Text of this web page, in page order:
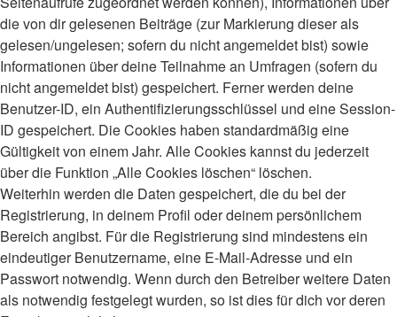
die von dir gelesenen Beiträge (zur Markierung dieser als
gelesen/ungelesen; sofern du nicht angemeldet bist) sowie
Informationen über deine Teilnahme an Umfragen (sofern du
nicht angemeldet bist) gespeichert. Ferner werden deine
Benutzer-ID, ein Authentifizierungsschlüssel und eine Session-
ID gespeichert. Die Cookies haben standardmäßig eine
Gültigkeit von einem Jahr. Alle Cookies kannst du jederzeit
über die Funktion „Alle Cookies löschen“ löschen.
Weiterhin werden die Daten gespeichert, die du bei der
Registrierung, in deinem Profil oder deinem persönlichem
Bereich angibst. Für die Registrierung sind mindestens ein
eindeutiger Benutzername, eine E-Mail-Adresse und ein
Passwort notwendig. Wenn durch den Betreiber weitere Daten
als notwendig festgelegt wurden, so ist dies für dich vor deren